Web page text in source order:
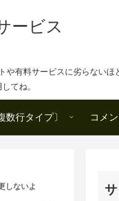
ービス
有料サービスに劣らない
てね。
行タイプ〕 コメ
しないよ